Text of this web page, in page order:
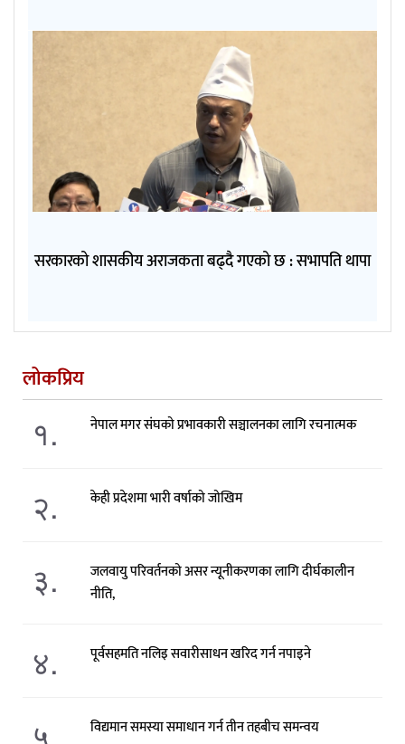
सरकारको शासकीय अराजकता बढ्दै गएको छ : सभापति थापा
लोकप्रिय
१. नेपाल मगर संघको प्रभावकारी सञ्चालनका लागि रचनात्मक
२. केही प्रदेशमा भारी वर्षाको जोखिम
३.
जलवायु परिवर्तनको असर न्यूनीकरणका लागि दीर्घकालीन
नीति,
४. पूर्वसहमति नलिइ सवारीसाधन खरिद गर्न नपाइने
५. विद्यमान समस्या समाधान गर्न तीन तहबीच समन्वय